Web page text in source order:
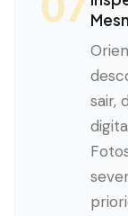
sair,